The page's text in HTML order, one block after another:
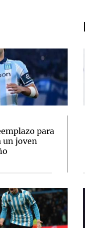
para
un joven